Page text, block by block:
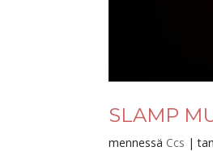
SLAMP
mennessä Ccs |